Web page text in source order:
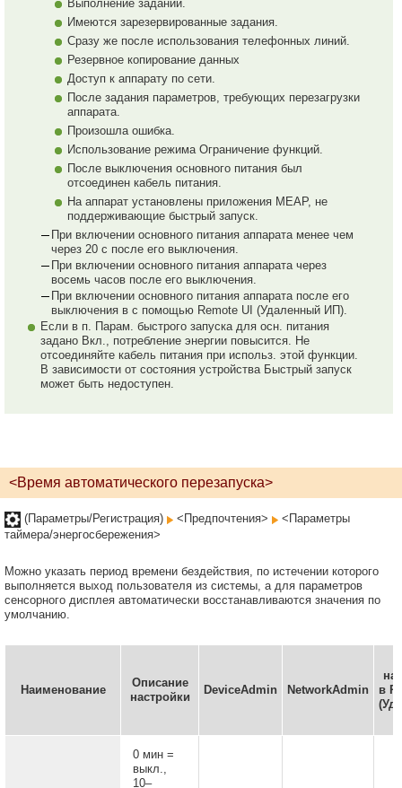
Выполнение заданий.
Имеются зарезервированные задания.
Сразу же после использования телефонных линий.
Резервное копирование данных
Доступ к аппарату по сети.
После задания параметров, требующих перезагрузки
аппарата.
Произошла ошибка.
Использование режима Ограничение функций.
После выключения основного питания был
отсоединен кабель питания.
На аппарат установлены приложения MEAP, не
поддерживающие быстрый запуск.
При включении основного питания аппарата менее чем
через 20 с после его выключения.
При включении основного питания аппарата через
восемь часов после его выключения.
При включении основного питания аппарата после его
выключения в с помощью Remote UI (Удаленный ИП).
Если в п. Парам. быстрого запуска для осн. питания
задано Вкл., потребление энергии повысится. Не
отсоединяйте кабель питания при использ. этой функции.
В зависимости от состояния устройства Быстрый запуск
может быть недоступен.
<Время автоматического перезапуска>
(Параметры/Регистрация) <Предпочтения>
<Параметры
таймера/энергосбережения>
Можно указать период времени бездействия, по истечении которого
выполняется выход пользователя из системы, а для параметров
сенсорного дисплея автоматически восстанавливаются значения по
умолчанию.
Наименование
Описание
настройки
DeviceAdmin NetworkAdmin
в
0 мин =
выкл.,
10–